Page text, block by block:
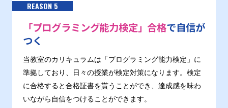
REASON 5
「プログラミング能力検定」合格で自信が
つく
当教室のカリキュラムは「プログラミング能力検定」に
準拠しており、日々の授業が検定対策になります。検定
に合格すると合格証書を貰うことができ、達成感を味わ
いながら自信をつけることができます。